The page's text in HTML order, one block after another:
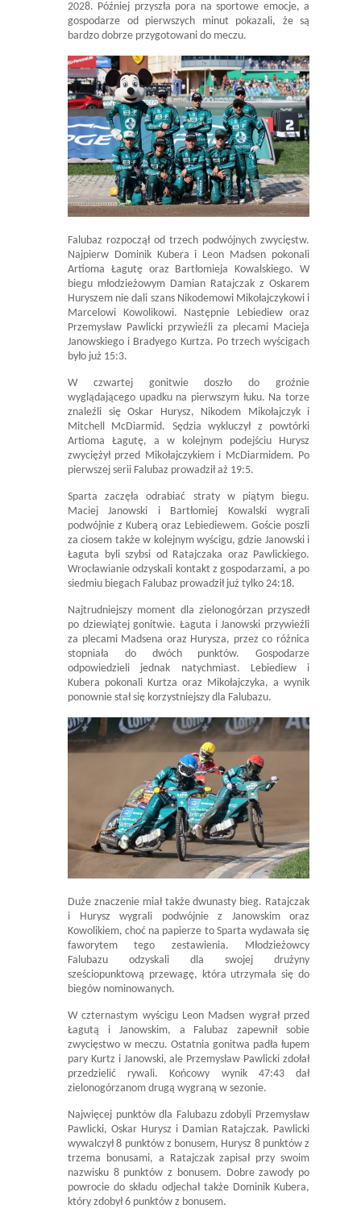
2028. Później przyszła pora na sportowe emocje, a
gospodarze od pierwszych minut pokazali, że są
bardzo dobrze przygotowani do meczu.
Falubaz rozpoczął od trzech podwójnych zwycięstw.
Najpierw Dominik Kubera i Leon Madsen pokonali
Artioma Łagutę oraz Bartłomieja Kowalskiego. W
biegu młodzieżowym Damian Ratajczak z Oskarem
Huryszem nie dali szans Nikodemowi Mikołajczykowi i
Marcelowi Kowolikowi. Następnie Lebiediew oraz
Przemysław Pawlicki przywieźli za plecami Macieja
Janowskiego i Bradyego Kurtza. Po trzech wyścigach
było już 15:3.
W czwartej gonitwie doszło do groźnie
wyglądającego upadku na pierwszym łuku. Na torze
znaleźli się Oskar Hurysz, Nikodem Mikołajczyk i
Mitchell McDiarmid. Sędzia wykluczył z powtórki
Artioma Łagutę, a w kolejnym podejściu Hurysz
zwyciężył przed Mikołajczykiem i McDiarmidem. Po
pierwszej serii Falubaz prowadził aż 19:5.
Sparta zaczęła odrabiać straty w piątym biegu.
Maciej Janowski i Bartłomiej Kowalski wygrali
podwójnie z Kuberą oraz Lebiediewem. Goście poszli
za ciosem także w kolejnym wyścigu, gdzie Janowski i
Łaguta byli szybsi od Ratajczaka oraz Pawlickiego.
Wrocławianie odzyskali kontakt z gospodarzami, a po
siedmiu biegach Falubaz prowadził już tylko 24:18.
Najtrudniejszy moment dla zielonogórzan przyszedł
po dziewiątej gonitwie. Łaguta i Janowski przywieźli
za plecami Madsena oraz Hurysza, przez co różnica
stopniała do dwóch punktów. Gospodarze
odpowiedzieli jednak natychmiast. Lebiediew i
Kubera pokonali Kurtza oraz Mikołajczyka, a wynik
ponownie stał się korzystniejszy dla Falubazu.
Duże znaczenie miał także dwunasty bieg. Ratajczak
i Hurysz wygrali podwójnie z Janowskim oraz
Kowolikiem, choć na papierze to Sparta wydawała się
faworytem tego zestawienia. Młodzieżowcy
Falubazu odzyskali dla swojej drużyny
sześciopunktową przewagę, która utrzymała się do
biegów nominowanych.
W czternastym wyścigu Leon Madsen wygrał przed
Łagutą i Janowskim, a Falubaz zapewnił sobie
zwycięstwo w meczu. Ostatnia gonitwa padła łupem
pary Kurtz i Janowski, ale Przemysław Pawlicki zdołał
przedzielić rywali. Końcowy wynik 47:43 dał
zielonogórzanom drugą wygraną w sezonie.
Najwięcej punktów dla Falubazu zdobyli Przemysław
Pawlicki, Oskar Hurysz i Damian Ratajczak. Pawlicki
wywalczył 8 punktów z bonusem, Hurysz 8 punktów z
trzema bonusami, a Ratajczak zapisał przy swoim
nazwisku 8 punktów z bonusem. Dobre zawody po
powrocie do składu odjechał także Dominik Kubera,
który zdobył 6 punktów z bonusem.